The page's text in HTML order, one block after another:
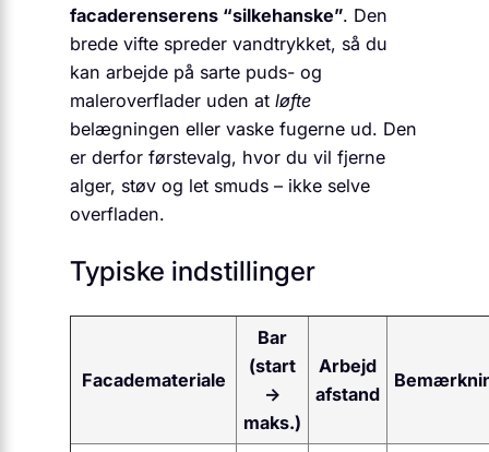
facaderenserens “silkehanske”. Den
brede vifte spreder vandtrykket, så du
kan arbejde på sarte puds- og
maleroverflader uden at løfte
belægningen eller vaske fugerne ud. Den
er derfor førstevalg, hvor du vil fjerne
alger, støv og let smuds – ikke selve
overfladen.
Typiske indstillinger
Facademateriale
Bar
(start
→
maks.)
Arbejd
afstand